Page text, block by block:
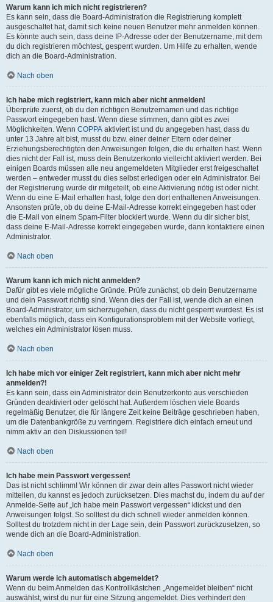
Warum kann ich mich nicht registrieren?
Es kann sein, dass die Board-Administration die Registrierung komplett
ausgeschaltet hat, damit sich keine neuen Benutzer mehr anmelden können.
Es könnte auch sein, dass deine IP-Adresse oder der Benutzername, mit dem
du dich registrieren möchtest, gesperrt wurden. Um Hilfe zu erhalten, wende
dich an die Board-Administration.
Nach oben
Ich habe mich registriert, kann mich aber nicht anmelden!
Überprüfe zuerst, ob du den richtigen Benutzernamen und das richtige
Passwort eingegeben hast. Wenn diese stimmen, dann gibt es zwei
Möglichkeiten. Wenn COPPA aktiviert ist und du angegeben hast, dass du
unter 13 Jahre alt bist, musst du bzw. einer deiner Eltern oder deiner
Erziehungsberechtigten den Anweisungen folgen, die du erhalten hast. Wenn
dies nicht der Fall ist, muss dein Benutzerkonto vielleicht aktiviert werden. Bei
einigen Boards müssen alle neu angemeldeten Mitglieder erst freigeschaltet
werden – entweder musst du dies selbst erledigen oder ein Administrator. Bei
der Registrierung wurde dir mitgeteilt, ob eine Aktivierung nötig ist oder nicht.
Wenn du eine E-Mail erhalten hast, folge den dort enthaltenen Anweisungen.
Ansonsten prüfe, ob du deine E-Mail-Adresse korrekt eingegeben hast oder
die E-Mail von einem Spam-Filter blockiert wurde. Wenn du dir sicher bist,
dass deine E-Mail-Adresse korrekt eingegeben wurde, dann kontaktiere einen
Administrator.
Nach oben
Warum kann ich mich nicht anmelden?
Dafür gibt es viele mögliche Gründe. Prüfe zunächst, ob dein Benutzername
und dein Passwort richtig sind. Wenn dies der Fall ist, wende dich an einen
Board-Administrator, um sicherzugehen, dass du nicht gesperrt wurdest. Es ist
ebenfalls möglich, dass ein Konfigurationsproblem mit der Website vorliegt,
welches ein Administrator lösen muss.
Nach oben
Ich habe mich vor einiger Zeit registriert, kann mich aber nicht mehr
anmelden?!
Es kann sein, dass ein Administrator dein Benutzerkonto aus verschieden
Gründen deaktiviert oder gelöscht hat. Außerdem löschen viele Boards
regelmäßig Benutzer, die für längere Zeit keine Beiträge geschrieben haben,
um die Datenbankgröße zu verringern. Registriere dich einfach erneut und
nimm aktiv an den Diskussionen teil!
Nach oben
Ich habe mein Passwort vergessen!
Das ist nicht schlimm! Wir können dir zwar dein altes Passwort nicht wieder
mitteilen, du kannst es jedoch zurücksetzen. Dies machst du, indem du auf der
Anmelde-Seite auf „Ich habe mein Passwort vergessen“ klickst und den
Anweisungen folgst. So solltest du dich schnell wieder anmelden können.
Solltest du trotzdem nicht in der Lage sein, dein Passwort zurückzusetzen, so
wende dich an die Board-Administration.
Nach oben
Warum werde ich automatisch abgemeldet?
Wenn du beim Anmelden das Kontrollkästchen „Angemeldet bleiben“ nicht
auswählst, wirst du nur für eine Sitzung angemeldet. Dies verhindert den